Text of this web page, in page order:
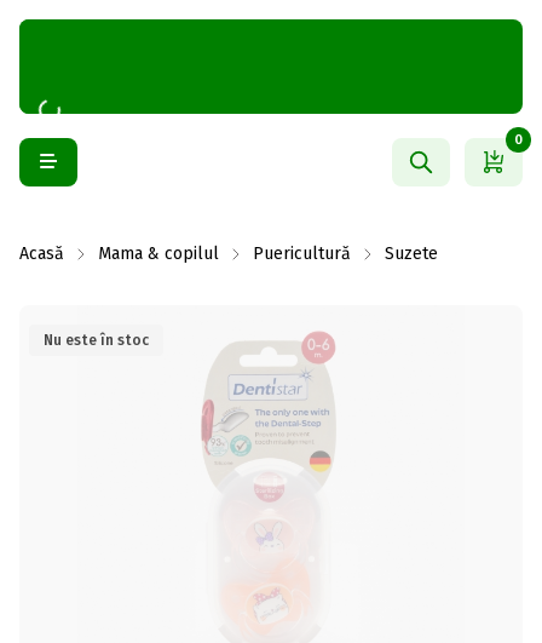
0
Acasă Mama & copilul Puericultură Suzete
Nu este în stoc